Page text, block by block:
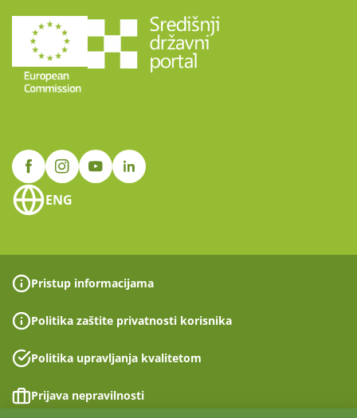
ENG
Pristup informacijama
Politika zaštite privatnosti korisnika
Politika upravljanja kvalitetom
Prijava nepravilnosti